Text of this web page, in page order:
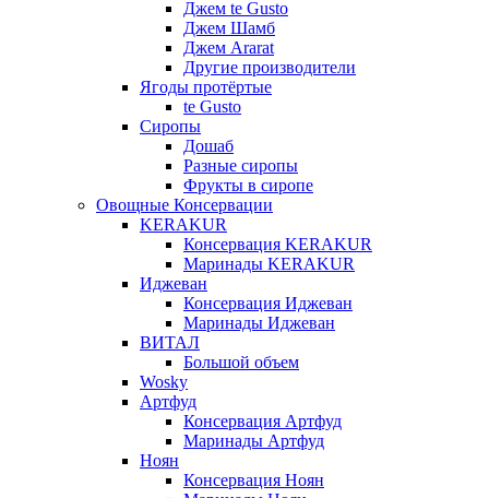
Джем te Gusto
Джем Шамб
Джем Ararat
Другие производители
Ягоды протёртые
te Gusto
Сиропы
Дошаб
Разные сиропы
Фрукты в сиропе
Овощные Консервации
KERAKUR
Консервация KERAKUR
Маринады KERAKUR
Иджеван
Консервация Иджеван
Маринады Иджеван
ВИТАЛ
Большой объем
Wosky
Артфуд
Консервация Артфуд
Маринады Артфуд
Ноян
Консервация Ноян